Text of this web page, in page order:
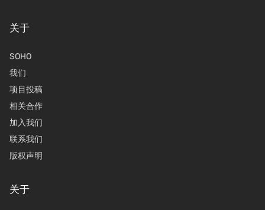
关于
SOHO
我们
项目投稿
相关合作
加入我们
联系我们
版权声明
关于